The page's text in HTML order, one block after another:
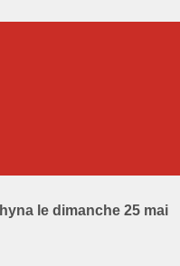
le dimanche 25 mai